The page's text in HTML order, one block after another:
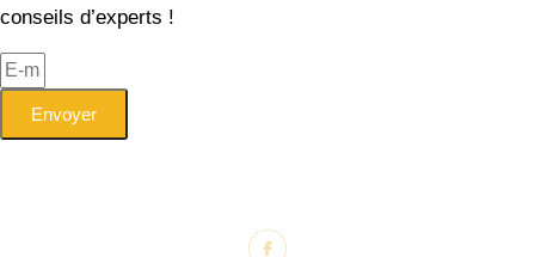
conseils d’experts !
Envoyer